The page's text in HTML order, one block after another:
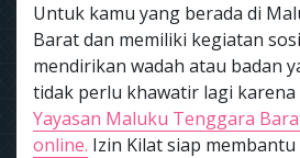
Untuk kamu yang berada di
Barat dan memiliki kegiatan
mendirikan wadah atau badan
tidak perlu khawatir lagi karena
Yayasan Maluku Tenggara
online. Izin Kilat siap membantu